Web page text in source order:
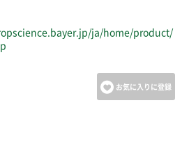
ja/home/product/
お気に入りに登録